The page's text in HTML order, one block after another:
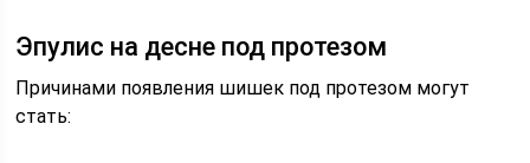
Эпулис на десне под протезом
Причинами появления шишек под протезом могут
стать: